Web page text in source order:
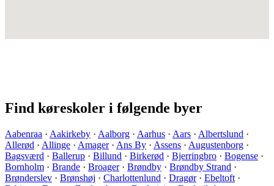
Find køreskoler i følgende byer
Aabenraa · Aakirkeby · Aalborg · Aarhus · Aars · Albertslund ·
Allerød · Allinge · Amager· Ans By · Assens · Augustenborg ·
Bagsværd · Ballerup · Billund · Birkerød · Bjerringbro · Bogense ·
Bornholm · Brande · Broager· Brøndby · Brøndby Strand ·
Brønderslev · Brønshøj · Charlottenlund · Dragør· Ebeltoft ·